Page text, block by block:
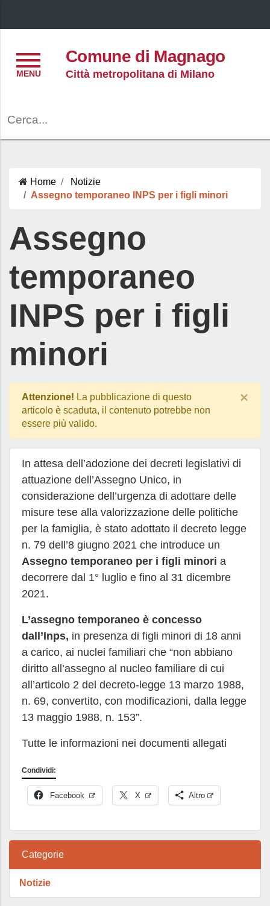
Comune di Magnago
Città metropolitana di Milano
Home
Notizie
Assegno temporaneo INPS per i figli minori
Assegno
temporaneo
INPS per i figli
minori
Attenzione! La pubblicazione di questo
articolo è scaduta, il contenuto potrebbe non
essere più valido.
×
In attesa dell’adozione dei decreti legislativi di
attuazione dell’Assegno Unico, in
considerazione dell’urgenza di adottare delle
misure tese alla valorizzazione delle politiche
per la famiglia, è stato adottato il decreto legge
n. 79 dell’8 giugno 2021 che introduce un
Assegno temporaneo per i figli minori a
decorrere dal 1° luglio e fino al 31 dicembre
2021.
L’assegno temporaneo è concesso
dall’Inps, in presenza di figli minori di 18 anni
a carico, ai nuclei familiari che “non abbiano
diritto all’assegno al nucleo familiare di cui
all’articolo 2 del decreto-legge 13 marzo 1988,
n. 69, convertito, con modificazioni, dalla legge
13 maggio 1988, n. 153”.
Tutte le informazioni nei documenti allegati
Condividi:
Facebook X Altro
Categorie
Notizie